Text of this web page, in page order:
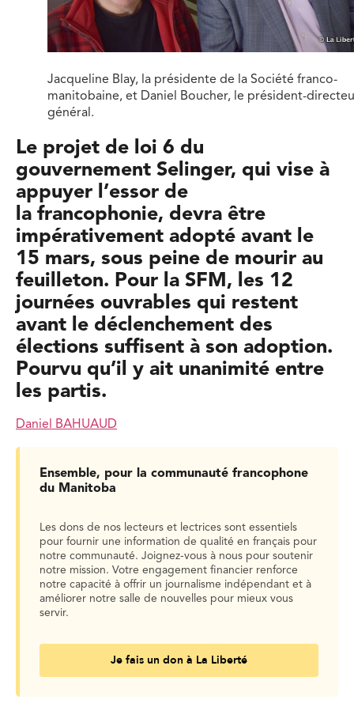
Jacqueline Blay, la présidente de la Société franco-
manitobaine, et Daniel Boucher, le président-
général.
Le projet de loi 6 du
gouvernement Selinger, qui vise à
appuyer l’essor de
la francophonie, devra être
impérativement adopté avant le
15 mars, sous peine de mourir au
feuilleton. Pour la SFM, les 12
journées ouvrables qui restent
avant le déclenchement des
élections suffisent à son adoption.
Pourvu qu’il y ait unanimité entre
les partis.
Daniel BAHUAUD
Ensemble, pour la communauté francophone
du Manitoba
Les dons de nos lecteurs et lectrices sont essentiels
pour fournir une information de qualité en français pour
notre communauté. Joignez-vous à nous pour soutenir
notre mission. Votre engagement financier renforce
notre capacité à offrir un journalisme indépendant et à
améliorer notre salle de nouvelles pour mieux vous
servir.
Je fais un don à La Liberté